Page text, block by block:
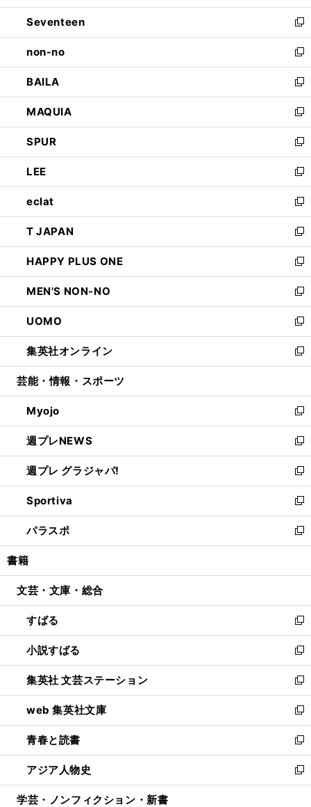
開
く
ウ
で
開
く
ン
ド
ウ
で
開
く
Seventeen
新
し
い
ウ
ィ
ン
ド
ウ
で
開
く
non-no
新
し
い
ウ
ィ
ン
ド
ウ
で
開
く
BAILA
新
し
い
ウ
ィ
ン
ド
ウ
で
開
く
MAQUIA
新
し
い
ウ
ィ
ン
ド
ウ
で
開
く
SPUR
新
し
い
ウ
ィ
ン
ド
ウ
で
開
く
LEE
新
し
い
ウ
ィ
ン
ド
ウ
で
開
く
eclat
新
し
い
ウ
ィ
ン
ド
ウ
で
開
く
T JAPAN
新
し
い
ウ
ィ
ン
ド
ウ
で
開
HAPPY PLUS ONE
新
し
い
ウ
ィ
ン
ド
ウ
開
く
MEN'S NON-NO
新
し
い
ウ
ィ
ン
ウ
で
開
く
UOMO
新
し
い
ウ
ン
ド
ウ
で
開
く
集英社オンライン
新
し
ウ
ィ
ン
ド
ウ
で
開
く
芸能・情報・スポーツ
Myojo
新
し
い
ウ
ィ
ン
ド
ウ
で
開
週プレNEWS
新
し
い
ウ
ィ
ン
ド
ウ
開
週プレ グラジャパ!
新
し
い
ウ
ィ
ン
ウ
開
く
Sportiva
新
し
い
ウ
ン
ウ
で
開
く
パラスポ
新
し
ウ
ン
ド
ウ
で
開
く
書籍
文芸・文庫・総合
すばる
新
し
い
ウ
ィ
ン
ド
ウ
で
開
く
小説すばる
新
し
い
ウ
ィ
ン
ド
ウ
で
開
集英社 文芸ステーション
新
し
い
ウ
ィ
ン
ド
ウ
web 集英社文庫
新
し
い
ウ
ィ
ン
青春と読書
新
し
い
ウ
アジア人物史
新
し
学芸・ノンフィクション・新書